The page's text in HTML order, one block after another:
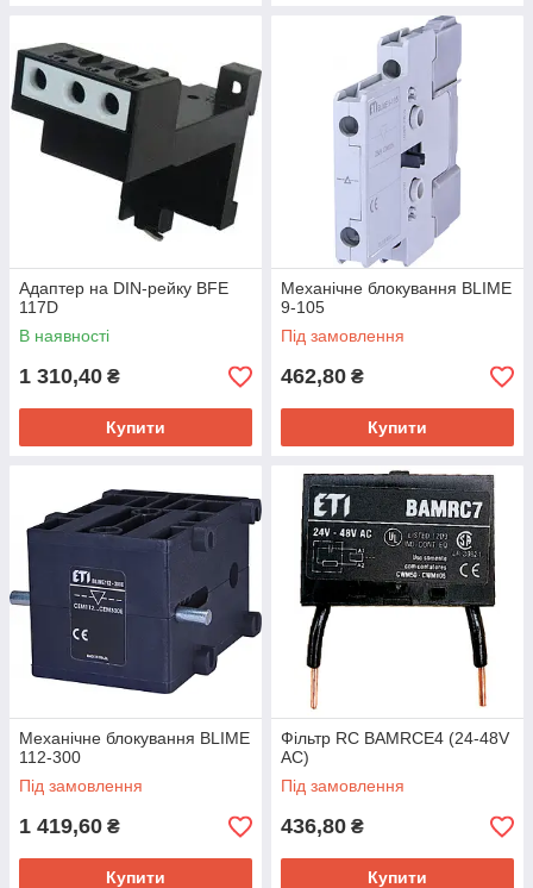
Адаптер на DIN-рейку BFE
117D
В наявності
1 310,40 ₴
Купити
Механічне блокування BLIME
9-105
Під замовлення
462,80 ₴
Купити
Механічне блокування BLIME
112-300
Під замовлення
1 419,60 ₴
Купити
Фільтр RC BAMRCE4 (24-48V
AC)
Під замовлення
436,80 ₴
Купити